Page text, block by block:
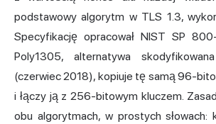
podstawowy algorytm w TLS 1.3,
Specyfikację opracował NIST SP
Poly1305, alternatywa
(czerwiec 2018), kopiuje tę samą 96-
i łączy ją z 256-bitowym kluczem.
obu algorytmach, w prostych słowach: